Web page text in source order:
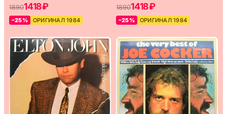
18901418 ₽
–25% ОРИГИНАЛ 1984
18901418 ₽
–25% ОРИГИНАЛ 1984